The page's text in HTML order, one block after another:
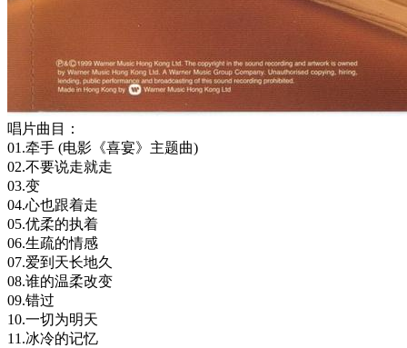
唱片曲目：
01.牵手 (电影《喜宴》主题曲)
02.不要说走就走
03.变
04.心也跟着走
05.优柔的执着
06.生疏的情感
07.爱到天长地久
08.谁的温柔改变
09.错过
10.一切为明天
11.冰冷的记忆